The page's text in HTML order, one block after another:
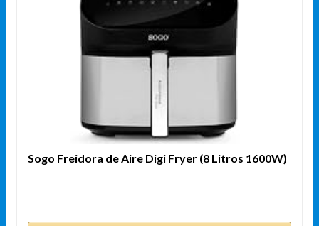
Sogo Freidora de Aire Digi Fryer (8 Litros 1600W)